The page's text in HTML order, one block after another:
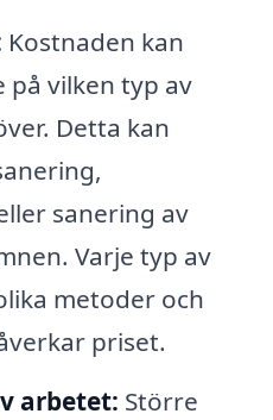
Kostnaden kan
vilken typ av
Detta kan
sanering av
Varje typ av
metoder och
priset.
arbetet: Större